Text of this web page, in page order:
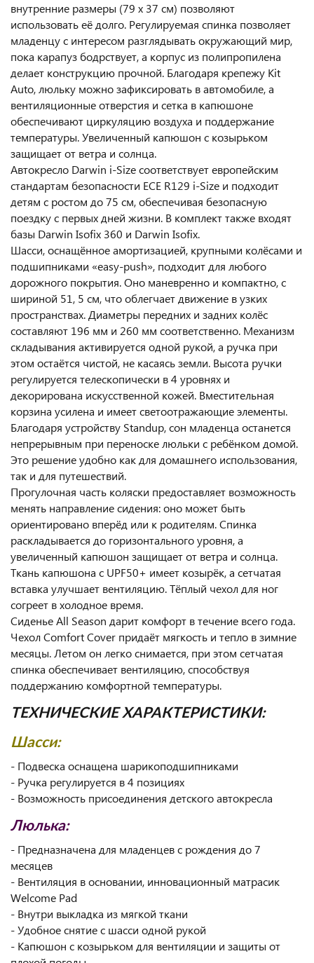
внутренние размеры (79 х 37 см) позволяют
использовать её долго. Регулируемая спинка позволяет
младенцу с интересом разглядывать окружающий мир,
пока карапуз бодрствует, а корпус из полипропилена
делает конструкцию прочной. Благодаря крепежу Kit
Auto, люльку можно зафиксировать в автомобиле, а
вентиляционные отверстия и сетка в капюшоне
обеспечивают циркуляцию воздуха и поддержание
температуры. Увеличенный капюшон с козырьком
защищает от ветра и солнца.
Автокресло Darwin i-Size соответствует европейским
стандартам безопасности ECE R129 i-Size и подходит
детям с ростом до 75 см, обеспечивая безопасную
поездку с первых дней жизни. В комплект также входят
базы Darwin Isofix 360 и Darwin Isofix.
Шасси, оснащённое амортизацией, крупными колёсами и
подшипниками «easy-push», подходит для любого
дорожного покрытия. Оно маневренно и компактно, с
шириной 51, 5 см, что облегчает движение в узких
пространствах. Диаметры передних и задних колёс
составляют 196 мм и 260 мм соответственно. Механизм
складывания активируется одной рукой, а ручка при
этом остаётся чистой, не касаясь земли. Высота ручки
регулируется телескопически в 4 уровнях и
декорирована искусственной кожей. Вместительная
корзина усилена и имеет светоотражающие элементы.
Благодаря устройству Standup, сон младенца останется
непрерывным при переноске люльки с ребёнком домой.
Это решение удобно как для домашнего использования,
так и для путешествий.
Прогулочная часть коляски предоставляет возможность
менять направление сидения: оно может быть
ориентировано вперёд или к родителям. Спинка
раскладывается до горизонтального уровня, а
увеличенный капюшон защищает от ветра и солнца.
Ткань капюшона с UPF50+ имеет козырёк, а сетчатая
вставка улучшает вентиляцию. Тёплый чехол для ног
согреет в холодное время.
Сиденье All Season дарит комфорт в течение всего года.
Чехол Comfort Cover придаёт мягкость и тепло в зимние
месяцы. Летом он легко снимается, при этом сетчатая
спинка обеспечивает вентиляцию, способствуя
поддержанию комфортной температуры.
ТЕХНИЧЕСКИЕ ХАРАКТЕРИСТИКИ:
Шасси:
- Подвеска оснащена шарикоподшипниками
- Ручка регулируется в 4 позициях
- Возможность присоединения детского автокресла
Люлька:
- Предназначена для младенцев с рождения до 7
месяцев
- Вентиляция в основании, инновационный матрасик
Welcome Pad
- Внутри выкладка из мягкой ткани
- Удобное снятие с шасси одной рукой
- Капюшон с козырьком для вентиляции и защиты от